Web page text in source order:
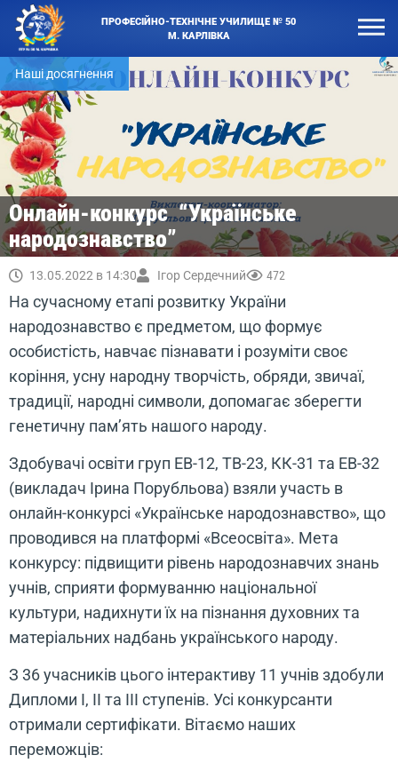
ПРОФЕСІЙНО-ТЕХНІЧНЕ УЧИЛИЩЕ № 50
М. КАРЛІВКА
Наші досягнення
Онлайн-конкурс “Українське
народознавство”
13.05.2022 в 14:30 Ігор Сердечний 472
На сучасному етапі розвитку України
народознавство є предметом, що формує
особистість, навчає пізнавати і розуміти своє
коріння, усну народну творчість, обряди, звичаї,
традиції, народні символи, допомагає зберегти
генетичну пам’ять нашого народу.
Здобувачі освіти груп ЕВ-12, ТВ-23, КК-31 та ЕВ-32
(викладач Ірина Порубльова) взяли участь в
онлайн-конкурсі «Українське народознавство», що
проводився на платформі «Всеосвіта». Мета
конкурсу: підвищити рівень народознавчих знань
учнів, сприяти формуванню національної
культури, надихнути їх на пізнання духовних та
матеріальних надбань українського народу.
З 36 учасників цього інтерактиву 11 учнів здобули
Дипломи І, ІІ та ІІІ ступенів. Усі конкурсанти
отримали сертифікати. Вітаємо наших
переможців: